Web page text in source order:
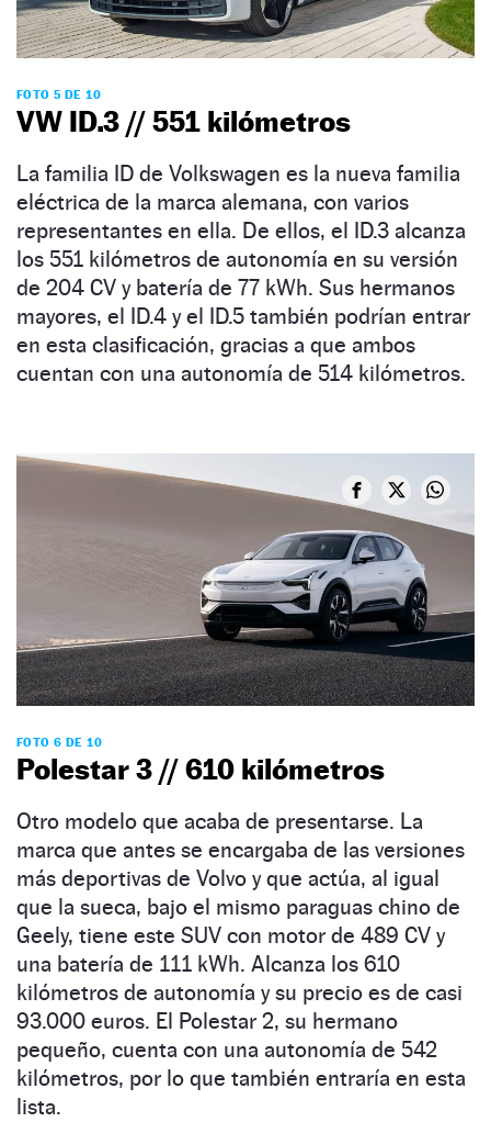
FOTO 5 DE 10
VW ID.3 // 551 kilómetros
La familia ID de Volkswagen es la nueva familia
eléctrica de la marca alemana, con varios
representantes en ella. De ellos, el ID.3 alcanza
los 551 kilómetros de autonomía en su versión
de 204 CV y batería de 77 kWh. Sus hermanos
mayores, el ID.4 y el ID.5 también podrían entrar
en esta clasificación, gracias a que ambos
cuentan con una autonomía de 514 kilómetros.
FOTO 6 DE 10
Polestar 3 // 610 kilómetros
Otro modelo que acaba de presentarse. La
marca que antes se encargaba de las versiones
más deportivas de Volvo y que actúa, al igual
que la sueca, bajo el mismo paraguas chino de
Geely, tiene este SUV con motor de 489 CV y
una batería de 111 kWh. Alcanza los 610
kilómetros de autonomía y su precio es de casi
93.000 euros. El Polestar 2, su hermano
pequeño, cuenta con una autonomía de 542
kilómetros, por lo que también entraría en esta
lista.